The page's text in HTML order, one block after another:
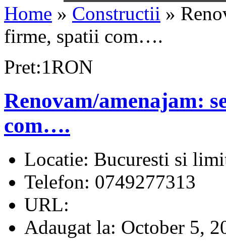
Home » Constructii »
firme, spatii com….
Pret:1RON
Renovam/amenajam:
com….
Locatie: Bucuresti si
Telefon: 0749277313
URL:
Adaugat la: October 5,